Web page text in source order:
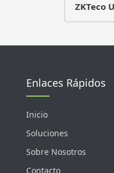
ZKTeco
Enlaces Rápidos
Inicio
Soluciones
Sobre Nosotros
Contacto